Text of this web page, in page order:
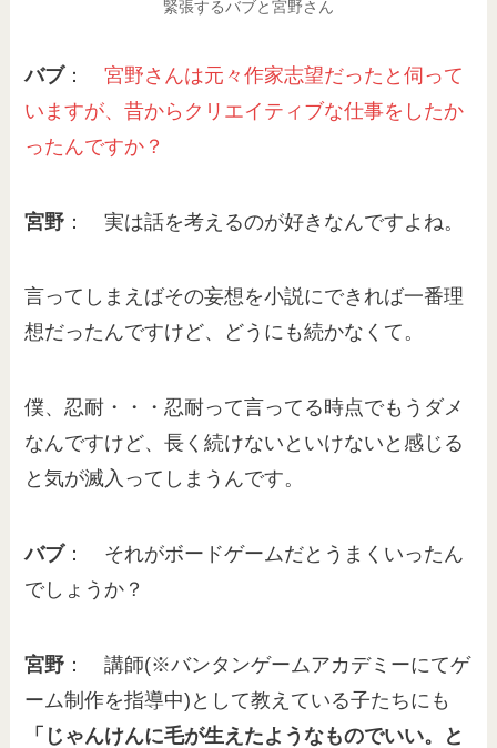
緊張するバブと宮野さん
バブ：宮野さんは元々作家志望だったと伺って
いますが、昔からクリエイティブな仕事をしたか
ったんですか？
宮野 ： 実は話を考えるのが好きなんですよね。
言ってしまえばその妄想を小説にできれば一番理
想だったんですけど、どうにも続かなくて。
僕、忍耐・・・忍耐って言ってる時点でもうダメ
なんですけど、長く続けないといけないと感じる
と気が滅入ってしまうんです。
バブ ： それがボードゲームだとうまくいったん
でしょうか？
宮野 ： 講師(※バンタンゲームアカデミーにてゲ
ーム制作を指導中)として教えている子たちにも
「じゃんけんに毛が生えたようなものでいい。と